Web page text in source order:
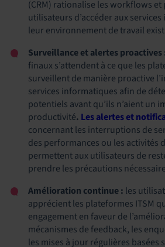
(CRM) rationalise les workflows et
utilisateurs d’accéder aux
leur environnement de travail
Surveillance et alertes proactives
finaux s’attendent à ce que les
surveillent de manière proactive
services informatiques afin de
potentiels avant qu’ils n’aient un
productivité. Les alertes et
concernant les interruptions de
des performances ou les activités
permettent aux utilisateurs de
prendre les précautions
Amélioration continue : les
apprécient les plateformes ITSM
engagement en faveur de
mécanismes de feedback, les
les mises à jour régulières basées